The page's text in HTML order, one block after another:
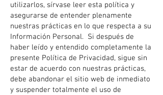
utilizarlos, sírvase leer esta política y
asegurarse de entender plenamente
nuestras prácticas en lo que respecta a su
Información Personal. Si después de
haber leído y entendido completamente la
presente Política de Privacidad, sigue sin
estar de acuerdo con nuestras prácticas,
debe abandonar el sitio web de inmediato
y suspender totalmente el uso de